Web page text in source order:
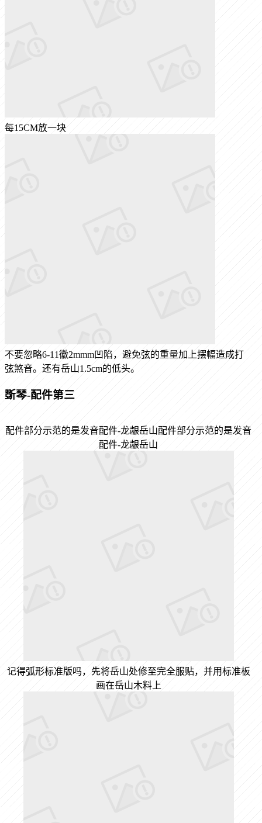
每15CM放一块
不要忽略6-11徽2mmm凹陷，避免弦的重量加上摆幅造成打
弦煞音。还有岳山1.5cm的低头。
斲琴-配件第三
配件部分示范的是发音配件-龙龈岳山配件部分示范的是发音
配件-龙龈岳山
记得弧形标准版吗，先将岳山处修至完全服贴，并用标准板
画在岳山木料上